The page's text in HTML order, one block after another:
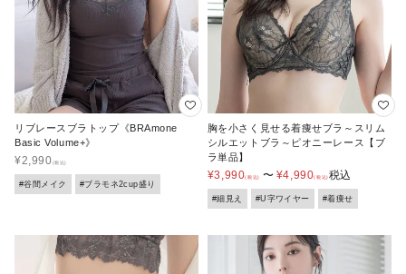
リブレースブラトップ《BRAmone
Basic Volume+》
¥2,990
#谷間メイク #ブラモネ2cup盛り
胸を小さく見せる着痩せブラ～スリム
シルエットブラ～ピオニーレース【ブ
ラ単品】
¥3,990 〜 ¥4,990 税込
#細見え #U字ワイヤー #着痩せ